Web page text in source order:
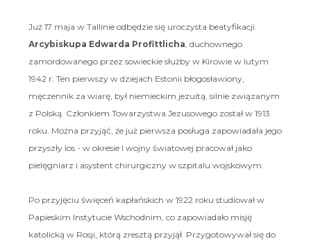
Już 17 maja w Tallinie odbędzie się uroczysta beatyfikacji
Arcybiskupa Edwarda Profittlicha , duchownego
zamordowanego przez sowieckie służby w Kirowie w lutym
1942 r. Ten pierwszy w dziejach Estonii błogosławiony,
męczennik za wiarę, był niemieckim jezuitą, silnie związanym
z Polską. Członkiem Towarzystwa Jezusowego został w 1913
roku. Można przyjąć, że już pierwsza posługa zapowiadała jego
przyszły los - w okresie I wojny światowej pracował jako
pielęgniarz i asystent chirurgiczny w szpitalu wojskowym.
Po przyjęciu święceń kapłańskich w 1922 roku studiował w
Papieskim Instytucie Wschodnim, co zapowiadało misję
katolicką w Rosji, którą zresztą przyjął. Przygotowywał się do